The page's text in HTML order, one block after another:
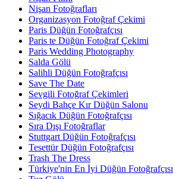
Nişan Fotoğrafları
Organizasyon Fotoğraf Çekimi
Paris Düğün Fotoğrafçısı
Paris te Düğün Fotoğraf Çekimi
Paris Wedding Photography
Salda Gölü
Salihli Düğün Fotoğrafçısı
Save The Date
Sevgili Fotoğraf Çekimleri
Seydi Bahçe Kır Düğün Salonu
Sığacık Düğün Fotoğrafçısı
Sıra Dışı Fotoğraflar
Stuttgart Düğün Fotoğrafçısı
Tesettür Düğün Fotoğrafçısı
Trash The Dress
Türkiye'nin En İyi Düğün Fotoğrafçısı